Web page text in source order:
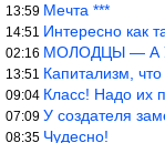
13:59 Мечта ***
14:51 Интересно как там
02:16 МОЛОДЦЫ — А
13:51 Капитализм,
09:04 Класс! Надо их
07:09 У создателя
08:35 Чудесно!